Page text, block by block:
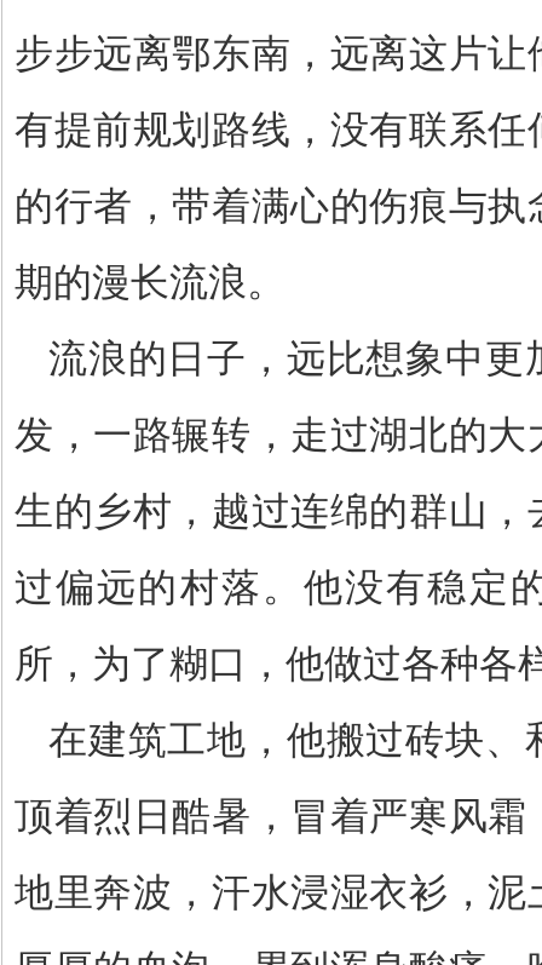
步步远离鄂东南，远离这片
有提前规划路线，没有联系
的行者，带着满心的伤痕与
期的漫长流浪。
流浪的日子，远比想象中更
发，一路辗转，走过湖北的
生的乡村，越过连绵的群山
过偏远的村落。他没有稳定
所，为了糊口，他做过各种各
在建筑工地，他搬过砖块、
顶着烈日酷暑，冒着严寒风
地里奔波，汗水浸湿衣衫，